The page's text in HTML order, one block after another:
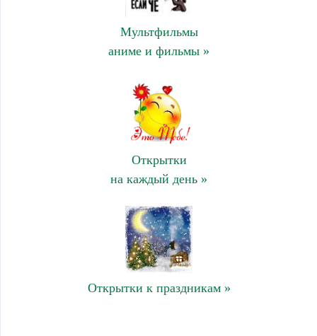
Мультфильмы
аниме и фильмы »
Открытки
на каждый день »
Открытки к праздникам »